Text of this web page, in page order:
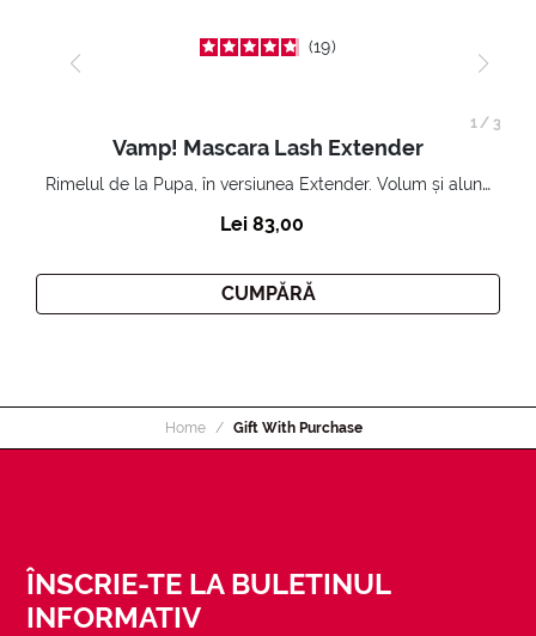
19
Vamp! Mascara Lash Extender
Rimelul de la Pupa, în versiunea Extender. Volum și alungire 3D. Gene amplificate și ridicate la infinit.
Lei 83,00
CUMPĂRĂ
1 / 3
Home Gift With Purchase
ÎNSCRIE-TE LA BULETINUL
INFORMATIV